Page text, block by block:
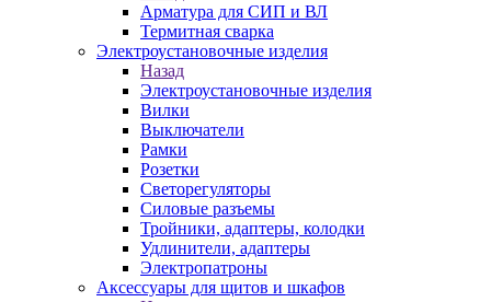
Арматура для СИП и ВЛ
Термитная сварка
Электроустановочные изделия
Назад
Электроустановочные изделия
Вилки
Выключатели
Рамки
Розетки
Светорегуляторы
Силовые разъемы
Тройники, адаптеры, колодки
Удлинители, адаптеры
Электропатроны
Аксессуары для щитов и шкафов